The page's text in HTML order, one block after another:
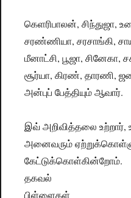
கெளரிபாலன், சிந்துஜா,
சரண்ணியா, சரசாங்கி,
மீனாட்சி, பூஜா, சினேகா,
சூர்யா, கிரண், தாரணி,
அன்புப் பேத்தியும் ஆவார்.
இவ் அறிவித்தலை
அனைவரும்
கேட்டுக்கொள்கின்றோம்.
தகவல்
பிள்ளைகள்